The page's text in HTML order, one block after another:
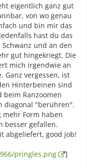
eigentlich ganz gut
von wo genau
und bin mir das
hast du das
und an den
gut hingekriegt. Die
mich irgendwie an
Ganz vergessen, ist
Hinterbeinen sind
Ranzoomen
diagonal "berühren".
Form haben
besser gefallen.
abgeliefert, good job!
pringles.png
]